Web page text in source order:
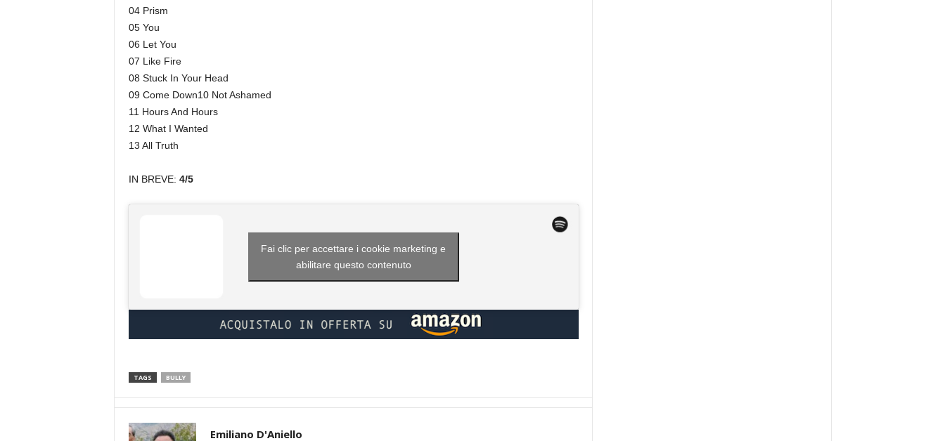
04 Prism
05 You
06 Let You
07 Like Fire
08 Stuck In Your Head
09 Come Down10 Not Ashamed
11 Hours And Hours
12 What I Wanted
13 All Truth
IN BREVE: 4/5
Fai clic per accettare i cookie marketing e
abilitare questo contenuto
TAGS BULLY
Emiliano D'Aniello